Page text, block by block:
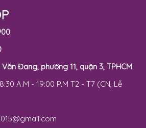
Đang, phường 11, quận 3, TPHCM
A.M - 19:00 P.M T2 - T7 (CN, Lễ